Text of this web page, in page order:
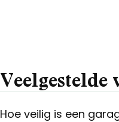
Veelgestelde
Hoe veilig is een